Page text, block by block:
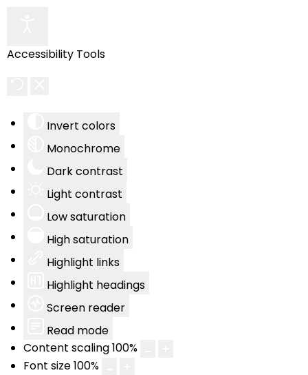
Accessibility Tools
Invert colors
Monochrome
Dark contrast
Light contrast
Low saturation
High saturation
Highlight links
Highlight headings
Screen reader
Read mode
Content scaling100%
Font size100%